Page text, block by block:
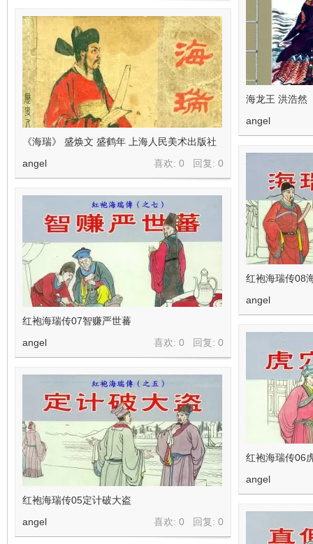
海龙王 洪浩然
angel
《海瑞》 盛焕文 盛鹤年 上海人民美术出版社
喜欢: 0 回复: 0
angel
红袍海瑞传08
angel
红袍海瑞传07智赚严世蕃
喜欢: 0 回复: 0
angel
红袍海瑞传06
angel
红袍海瑞传05定计破大盗
喜欢: 0 回复: 0
angel